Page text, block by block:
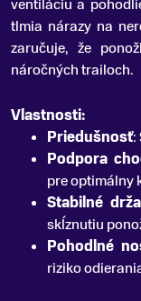
ventiláciu a
tlmia nárazy na
zaručuje, že
náročných trailoch.
Vlastnosti:
Priedušnosť:
Podpora
pre optimálny
Stabilné
skĺznutiu
Pohodlné
riziko